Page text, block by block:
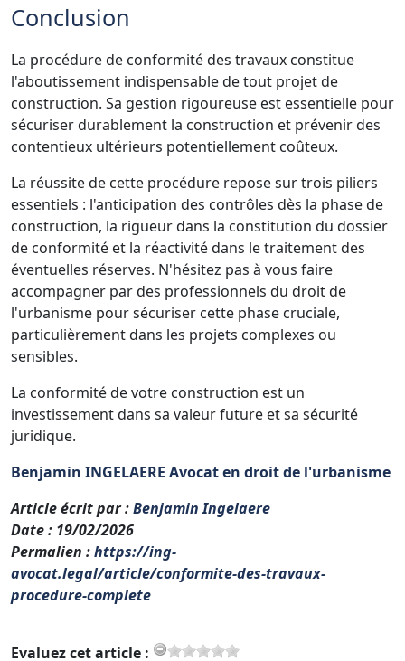
Conclusion
La procédure de conformité des travaux constitue
l'aboutissement indispensable de tout projet de
construction. Sa gestion rigoureuse est essentielle pour
sécuriser durablement la construction et prévenir des
contentieux ultérieurs potentiellement coûteux.
La réussite de cette procédure repose sur trois piliers
essentiels : l'anticipation des contrôles dès la phase de
construction, la rigueur dans la constitution du dossier
de conformité et la réactivité dans le traitement des
éventuelles réserves. N'hésitez pas à vous faire
accompagner par des professionnels du droit de
l'urbanisme pour sécuriser cette phase cruciale,
particulièrement dans les projets complexes ou
sensibles.
La conformité de votre construction est un
investissement dans sa valeur future et sa sécurité
juridique.
Benjamin INGELAERE Avocat en droit de l'urbanisme
Article écrit par:Benjamin Ingelaere
Date: 19/02/2026
Permalien :https://ing-
avocat.legal/article/conformite-des-travaux-
procedure-complete
Evaluez cet article :